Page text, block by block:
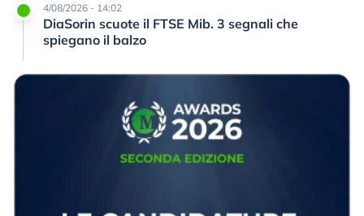
4/08/2026 - 14:02
DiaSorin scuote il FTSE Mib. 3 segnali che
spiegano il balzo